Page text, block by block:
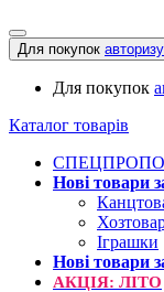
Для покупок
Для покупок
Каталог товарів
Нові товари
Іграшки
Нові товари
АКЦІЯ: ЛІТО